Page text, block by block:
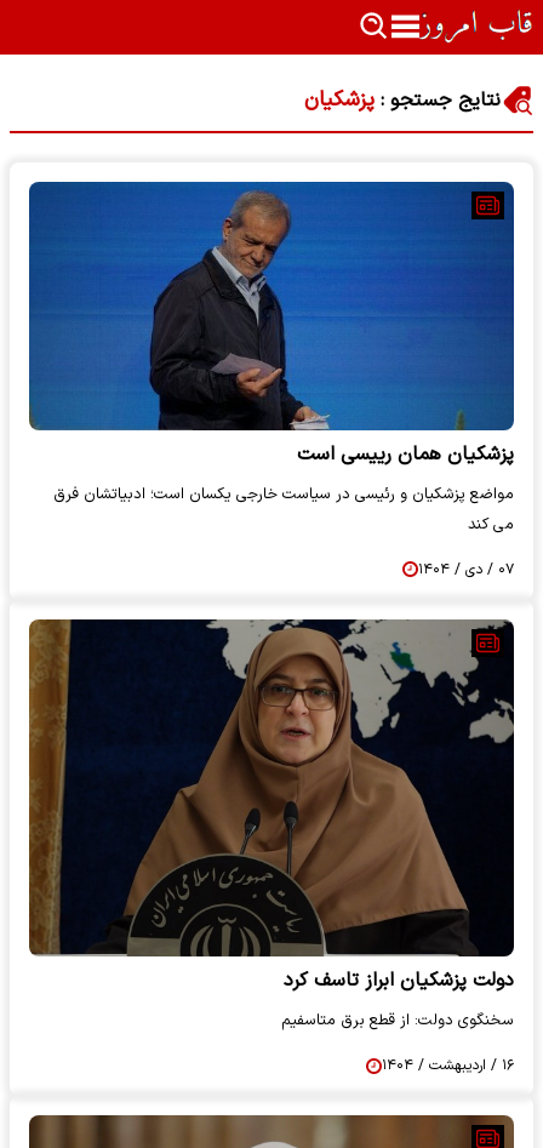
نتایج جستجو : پزشکیان
پزشکیان همان رییسی است
مواضع پزشکیان و رئیسی در سیاست خارجی یکسان است؛ ادبیاتشان فرق
می کند
۰۷ / دی / ۱۴۰۴
دولت پزشکیان ابراز تاسف کرد
سخنگوی دولت: از قطع برق متاسفیم
۱۶ / اردیبهشت / ۱۴۰۴